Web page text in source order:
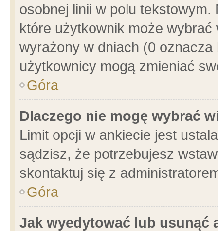
osobnej linii w polu
które użytkownik może
wyrażony w dniach (0
użytkownicy mogą zmieniać
Góra
Dlaczego nie mogę wybrać
Limit opcji w ankiecie jest
sądzisz, że potrzebujesz
skontaktuj się z
Góra
Jak wyedytować lub usunąć